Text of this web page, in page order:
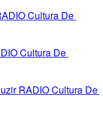
Cultura De
Cultura De
RADIO Cultura De